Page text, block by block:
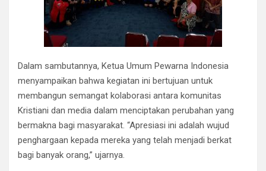
Dalam sambutannya, Ketua Umum Pewarna Indonesia
menyampaikan bahwa kegiatan ini bertujuan untuk
membangun semangat kolaborasi antara komunitas
Kristiani dan media dalam menciptakan perubahan yang
bermakna bagi masyarakat. “Apresiasi ini adalah wujud
penghargaan kepada mereka yang telah menjadi berkat
bagi banyak orang,” ujarnya.